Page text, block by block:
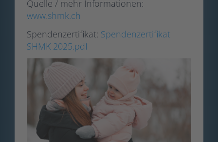
Quelle / mehr Informationen:
www.shmk.ch
Spendenzertifikat: Spendenzertifikat
SHMK 2025.pdf